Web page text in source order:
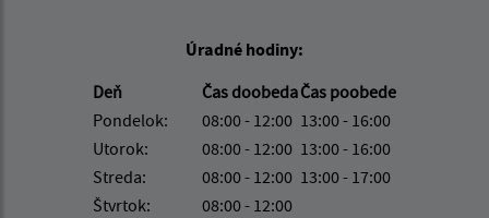
Úradné hodiny:
Deň
Čas doobedaČas poobede
Pondelok:
08:00 - 12:00 13:00 - 16:00
Utorok:
08:00 - 12:00 13:00 - 16:00
Streda:
08:00 - 12:00 13:00 - 17:00
Štvrtok:
08:00 - 12:00